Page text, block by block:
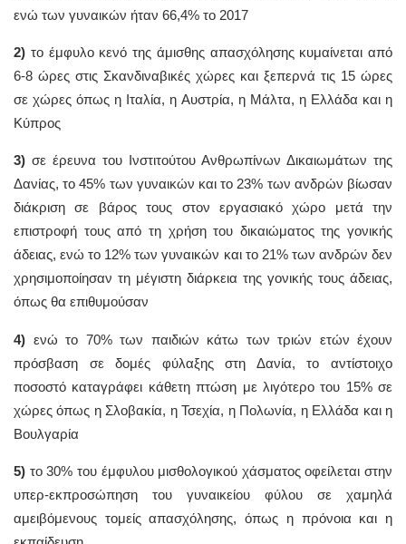
ενώ των γυναικών ήταν 66,4% το 2017
2) το έμφυλο κενό της άμισθης απασχόλησης κυμαίνεται από
6-8 ώρες στις Σκανδιναβικές χώρες και ξεπερνά τις 15 ώρες
σε χώρες όπως η Ιταλία, η Αυστρία, η Μάλτα, η Ελλάδα και η
Κύπρος
3) σε έρευνα του Ινστιτούτου Ανθρωπίνων Δικαιωμάτων της
Δανίας, το 45% των γυναικών και το 23% των ανδρών βίωσαν
διάκριση σε βάρος τους στον εργασιακό χώρο μετά την
επιστροφή τους από τη χρήση του δικαιώματος της γονικής
άδειας, ενώ το 12% των γυναικών και το 21% των ανδρών δεν
χρησιμοποίησαν τη μέγιστη διάρκεια της γονικής τους άδειας,
όπως θα επιθυμούσαν
4) ενώ το 70% των παιδιών κάτω των τριών ετών έχουν
πρόσβαση σε δομές φύλαξης στη Δανία, το αντίστοιχο
ποσοστό καταγράφει κάθετη πτώση με λιγότερο του 15% σε
χώρες όπως η Σλοβακία, η Τσεχία, η Πολωνία, η Ελλάδα και η
Βουλγαρία
5) το 30% του έμφυλου μισθολογικού χάσματος οφείλεται στην
υπερ-εκπροσώπηση του γυναικείου φύλου σε χαμηλά
αμειβόμενους τομείς απασχόλησης, όπως η πρόνοια και η